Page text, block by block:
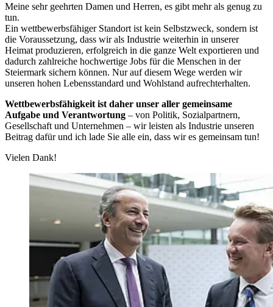
Meine sehr geehrten Damen und Herren, es gibt mehr als genug zu
tun.
Ein wettbewerbsfähiger Standort ist kein Selbstzweck, sondern ist
die Voraussetzung, dass wir als Industrie weiterhin in unserer
Heimat produzieren, erfolgreich in die ganze Welt exportieren und
dadurch zahlreiche hochwertige Jobs für die Menschen in der
Steiermark sichern können. Nur auf diesem Wege werden wir
unseren hohen Lebensstandard und Wohlstand aufrechterhalten.
Wettbewerbsfähigkeit ist daher unser aller gemeinsame
Aufgabe und Verantwortung – von Politik, Sozialpartnern,
Gesellschaft und Unternehmen – wir leisten als Industrie unseren
Beitrag dafür und ich lade Sie alle ein, dass wir es gemeinsam tun!
Vielen Dank!